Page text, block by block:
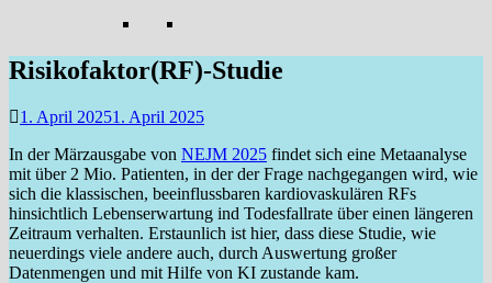
Risikofaktor(RF)-Studie
1. April 20251. April 2025
In der Märzausgabe von NEJM 2025 findet sich eine Metaanalyse
mit über 2 Mio. Patienten, in der der Frage nachgegangen wird, wie
sich die klassischen, beeinflussbaren kardiovaskulären RFs
hinsichtlich Lebenserwartung ind Todesfallrate über einen längeren
Zeitraum verhalten. Erstaunlich ist hier, dass diese Studie, wie
neuerdings viele andere auch, durch Auswertung großer
Datenmengen und mit Hilfe von KI zustande kam.